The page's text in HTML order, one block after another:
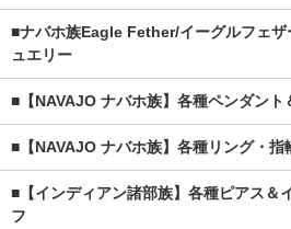
■ナバホ族Eagle Fether/イーグルフェザ
ュエリー
■【NAVAJO ナバホ族】各種ペンダント
■【NAVAJO ナバホ族】各種リング・指
■【インディアン諸部族】各種ピアス＆
フ